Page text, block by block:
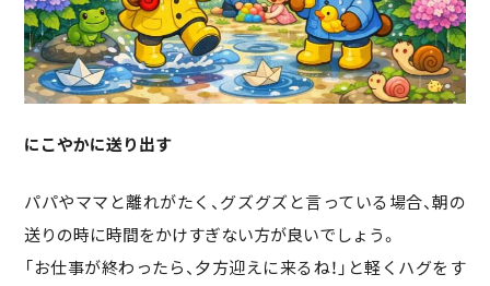
にこやかに送り出す
パパやママと離れがたく、グズグズと言っている場合、朝の
送りの時に時間をかけすぎない方が良いでしょう。
「お仕事が終わったら、夕方迎えに来るね！」と軽くハグをす